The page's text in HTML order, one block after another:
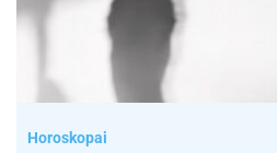
Horoskopai